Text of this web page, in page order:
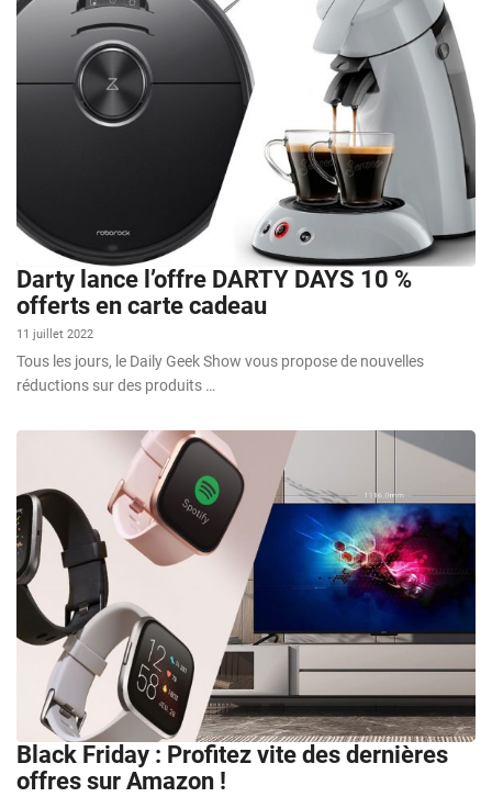
Darty lance l’offre DARTY DAYS 10 %
offerts en carte cadeau
11 juillet 2022
Tous les jours, le Daily Geek Show vous propose de nouvelles
réductions sur des produits …
Black Friday : Profitez vite des dernières
offres sur Amazon !